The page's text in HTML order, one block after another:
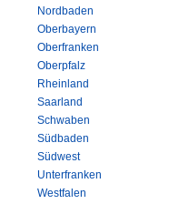
Nordbaden
Oberbayern
Oberfranken
Oberpfalz
Rheinland
Saarland
Schwaben
Südbaden
Südwest
Unterfranken
Westfalen